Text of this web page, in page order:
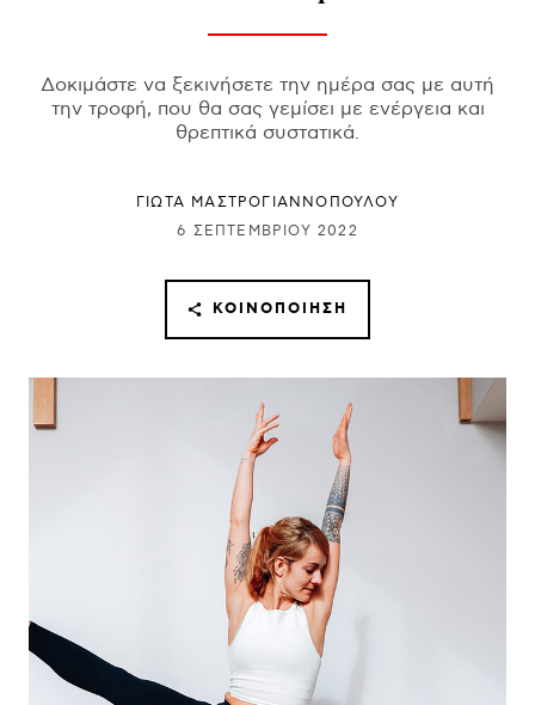
Δοκιμάστε να ξεκινήσετε την ημέρα σας με αυτή
την τροφή, που θα σας γεμίσει με ενέργεια και
θρεπτικά συστατικά.
ΓΙΩΤΑ ΜΑΣΤΡΟΓΙΑΝΝΟΠΟΥΛΟΥ
6 ΣΕΠΤΕΜΒΡΊΟΥ 2022
ΚΟΙΝΟΠΟΊΗΣΗ